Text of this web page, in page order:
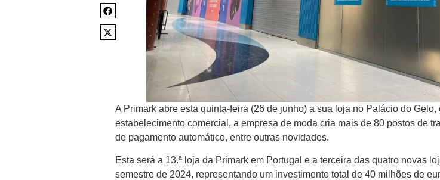
A Primark abre esta quinta-feira (26 de junho) a sua loja no Palácio do
estabelecimento comercial, a empresa de moda cria mais de 80 postos de
de pagamento automático, entre outras novidades.
Esta será a 13.ª loja da Primark em Portugal e a terceira das quatro novas
semestre de 2024, representando um investimento total de 40 milhões de